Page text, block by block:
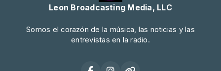
Leon Broadcasting Media, LLC
Somos el corazón de la música, las noticias y las
entrevistas en la radio.